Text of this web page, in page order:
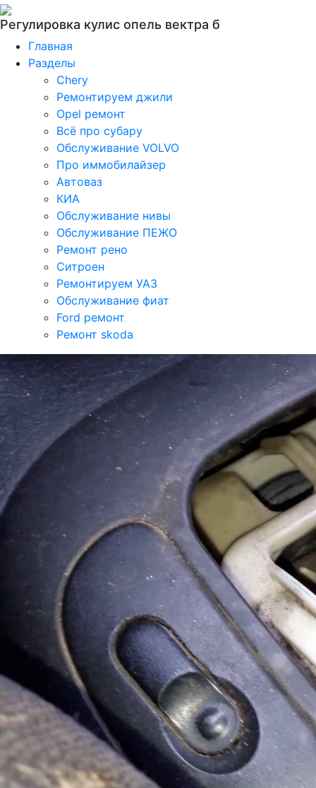
Регулировка кулис опель вектра б
Главная
Разделы
Chery
Ремонтируем джили
Opel ремонт
Всё про субару
Обслуживание VOLVO
Про иммобилайзер
Автоваз
КИА
Обслуживание нивы
Обслуживание ПЕЖО
Ремонт рено
Ситроен
Ремонтируем УАЗ
Обслуживание фиат
Ford ремонт
Ремонт skoda